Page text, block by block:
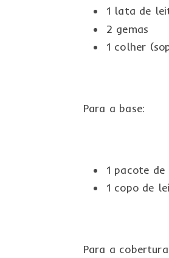
1 lata de
2 gemas
1 colher
Para a base:
1 pacote
1 copo de
Para a